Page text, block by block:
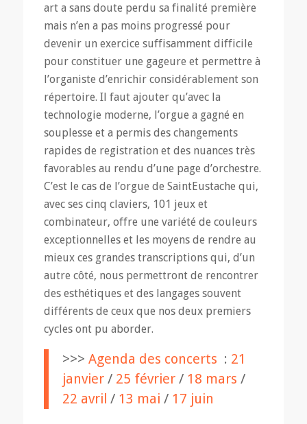
art a sans doute perdu sa finalité première
mais n’en a pas moins progressé pour
devenir un exercice suffisamment difficile
pour constituer une gageure et permettre à
l’organiste d’enrichir considérablement son
répertoire. Il faut ajouter qu’avec la
technologie moderne, l’orgue a gagné en
souplesse et a permis des changements
rapides de registration et des nuances très
favorables au rendu d’une page d’orchestre.
C’est le cas de l’orgue de SaintEustache qui,
avec ses cinq claviers, 101 jeux et
combinateur, offre une variété de couleurs
exceptionnelles et les moyens de rendre au
mieux ces grandes transcriptions qui, d’un
autre côté, nous permettront de rencontrer
des esthétiques et des langages souvent
différents de ceux que nos deux premiers
cycles ont pu aborder.
>>> Agenda des concerts : 21
janvier / 25 février/ 18 mars /
22 avril / 13 mai / 17 juin